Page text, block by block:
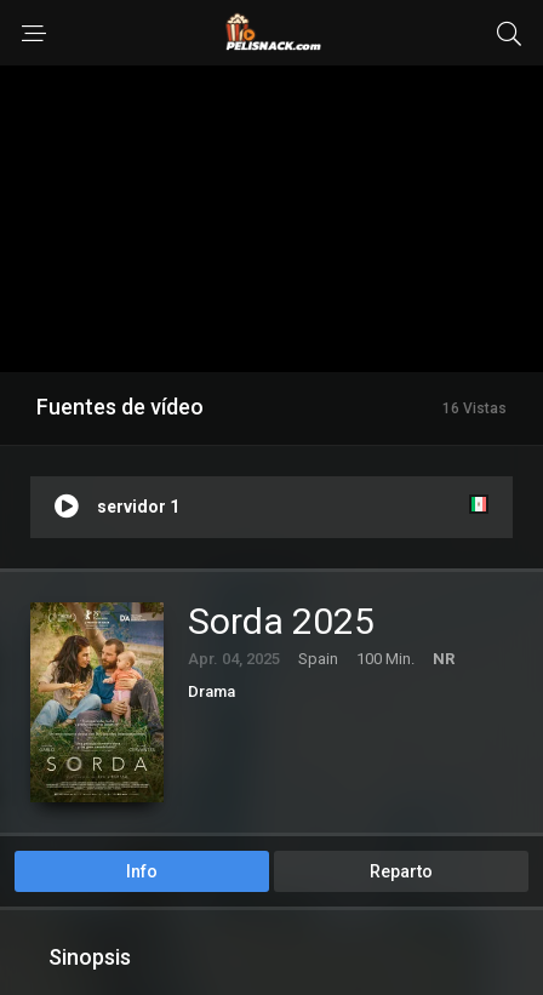
Fuentes de vídeo 16 Vistas
servidor 1
Sorda 2025
Apr. 04, 2025 Spain 100 Min.
NR
Drama
Info Reparto
Sinopsis